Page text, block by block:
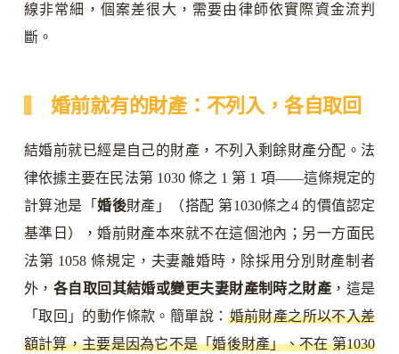
線非常細，個案差很大，需要由律師依實際資金流判
斷。
婚前就有的財產：不列入，各自取回
結婚前就已經是自己的財產，不列入剩餘財產分配。法
律依據主要在民法第 1030 條之 1 第 1 項——這條規定的
計算池是「婚後財產」（搭配 第1030條之4 的價值認定
基準日），婚前財產本來就不在這個池內；另一方面民
法第 1058 條規定，夫妻離婚時，除採用分別財產制者
外， 各自取回其結婚或變更夫妻財產制時之財產 ，這是
「取回」的動作條款。簡單說：婚前財產之所以不入差
額計算，主要是因為它不是「婚後財產」、不在 第1030